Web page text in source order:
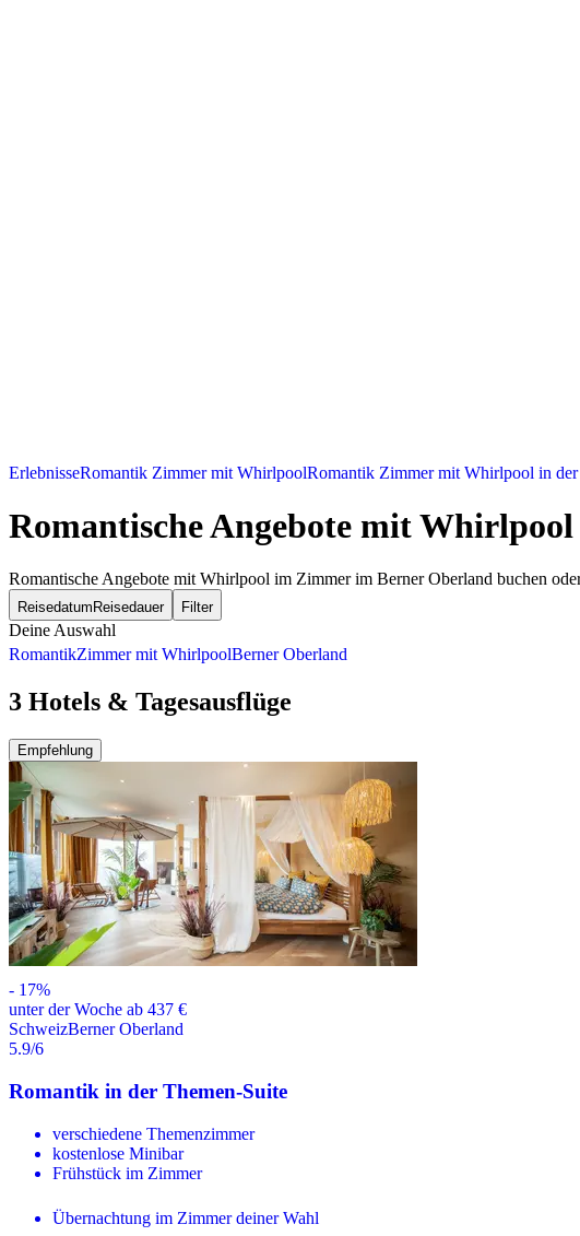
ErlebnisseRomantik Zimmer mit WhirlpoolRomantik Zimmer mit Whirlpool in
Romantische Angebote mit
Romantische Angebote mit Whirlpool im Zimmer im Berner Oberland buchen
Reisedatum Reisedauer Filter
Deine Auswahl
RomantikZimmer mit WhirlpoolBerner Oberland
3 Hotels & Tagesausflüge
Empfehlung
- 17%
unter der Woche ab 437 €
SchweizBerner Oberland
5.9/6
Romantik in der Themen-Suite
verschiedene Themenzimmer
kostenlose Minibar
Frühstück im Zimmer
Übernachtung im Zimmer deiner Wahl